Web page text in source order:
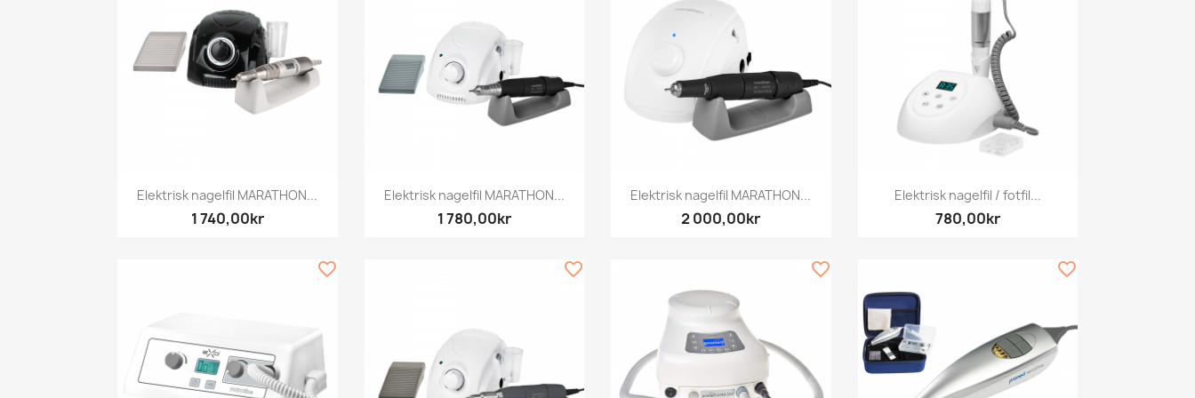
Snabbvy
Elektrisk nagelfil MARATHON...
1 740,00kr
Snabbvy
Elektrisk nagelfil MARATHON...
1 780,00kr
Snabbvy
Elektrisk nagelfil MARATHON...
2 000,00kr
Snabbvy
Elektrisk nagelfil / fotfil...
780,00kr
favorite_border favorite_border favorite_border favorite_border